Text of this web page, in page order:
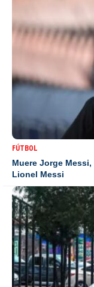
FÚTBOL
Muere Jorge
Lionel Messi